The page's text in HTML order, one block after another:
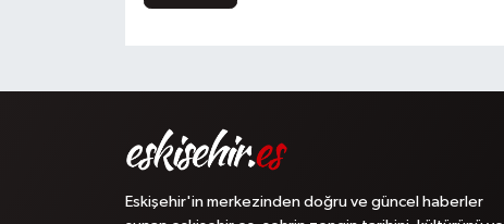
Eskişehir'in merkezinden doğru ve güncel haberler